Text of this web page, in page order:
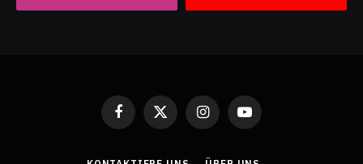
Facebook
X
(Twitter)
InstagramYouTube